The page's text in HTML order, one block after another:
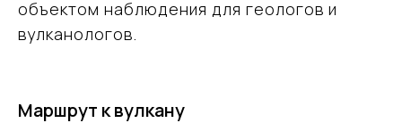
объектом наблюдения для геологов и
вулканологов.
Маршрут к вулкану